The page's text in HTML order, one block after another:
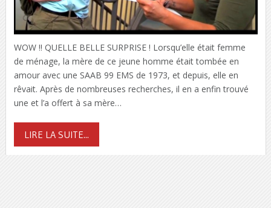
WOW !! QUELLE BELLE SURPRISE ! Lorsqu’elle était femme
de ménage, la mère de ce jeune homme était tombée en
amour avec une SAAB 99 EMS de 1973, et depuis, elle en
rêvait. Après de nombreuses recherches, il en a enfin trouvé
une et l’a offert à sa mère…
LIRE LA SUITE...